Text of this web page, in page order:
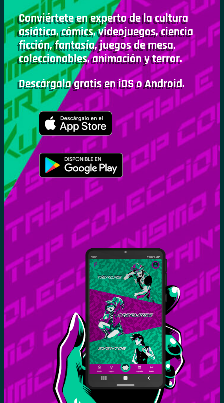
Conviértete en experto de la cultura
asiática, cómics, videojuegos, ciencia
ficción, fantasía, juegos de mesa,
coleccionables, animación y terror.
Descárgala gratis en iOS o Android.